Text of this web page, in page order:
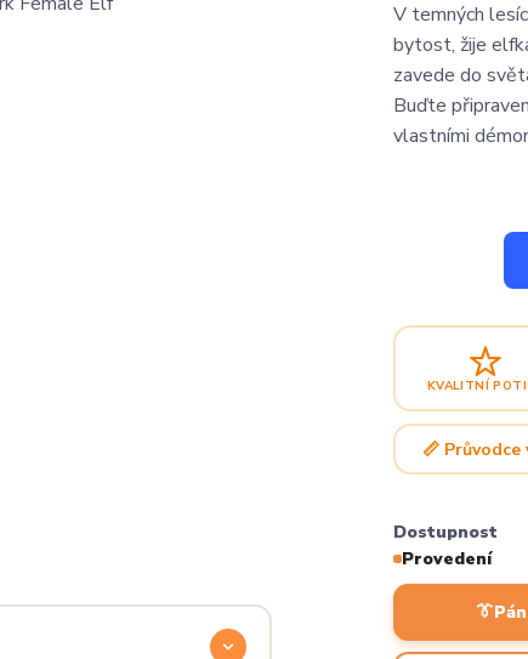
V temných
bytost, žije
zavede do
Buďte
vlastními
KVALITNÍ
📏
Dostupnost
Provedení
👔